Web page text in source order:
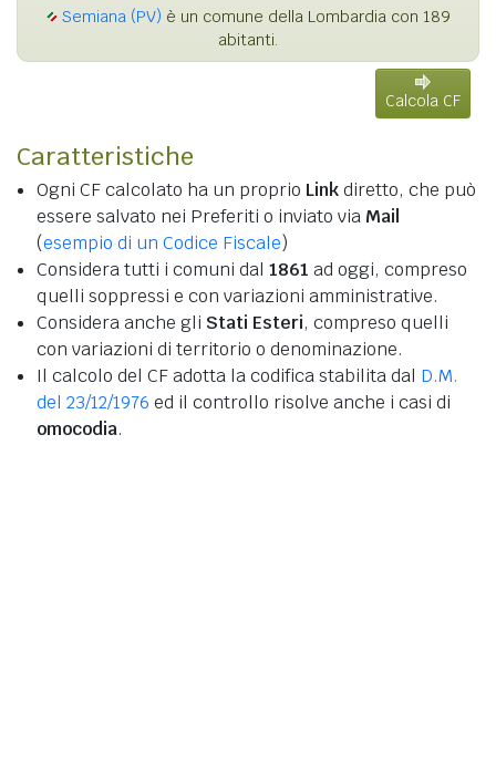
Semiana (PV) è un comune della Lombardia con 189
abitanti.
Calcola CF
Caratteristiche
Ogni CF calcolato ha un proprio Linkdiretto, che può
essere salvato nei Preferiti o inviato via Mail
(esempio di un Codice Fiscale)
Considera tutti i comuni dal 1861 ad oggi, compreso
quelli soppressi e con variazioni amministrative.
Considera anche gli Stati Esteri, compreso quelli
con variazioni di territorio o denominazione.
Il calcolo del CF adotta la codifica stabilita dal D.M.
del 23/12/1976 ed il controllo risolve anche i casi di
omocodia.